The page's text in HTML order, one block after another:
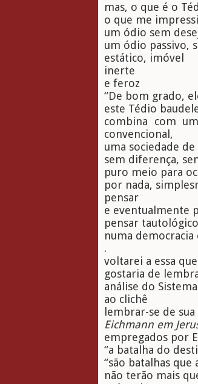
mas, o que é o
o que me
um ódio sem
um ódio passivo,
estático, imóvel
inerte
e feroz
“De bom grado,
este Tédio
combina com
convencional,
uma sociedade
sem diferença,
puro meio para
por nada,
pensar
e eventualmente
pensar
numa democracia
.
voltarei a essa
gostaria de
análise do
ao clichê
lembrar-se de
Eichmann em
empregados por
“a batalha do
“são batalhas que
não terão mais